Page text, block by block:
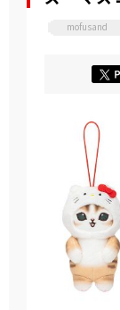
mofusand